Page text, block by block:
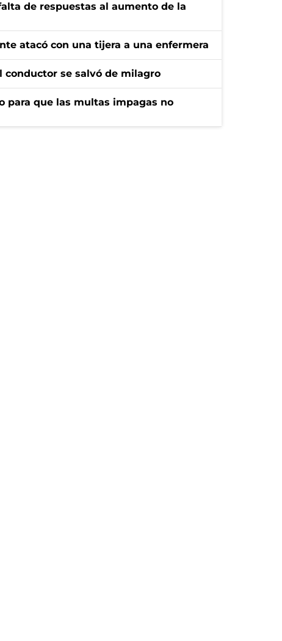
de respuestas al aumento de la
atacó con una tijera a una enfermera
conductor se salvó de milagro
para que las multas impagas no